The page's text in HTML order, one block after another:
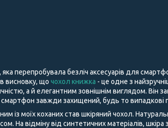
перепробувала безліч аксесуарів для
висновку, що чохол книжка - це одне з
а й елегантним зовнішнім виглядом. Він
завжди захищений, будь то випадкові
із моїх коханих став шкіряний чохол.
На відміну від синтетичних матеріалів,